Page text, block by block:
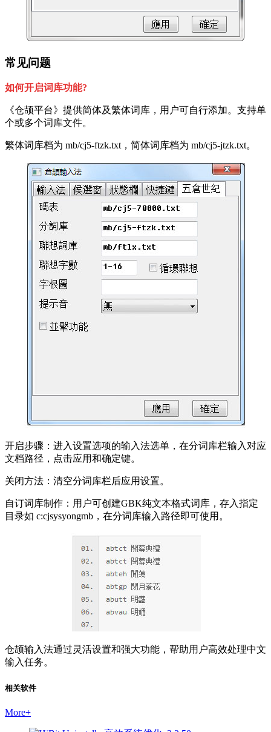
常见问题
如何开启词库功能?
《仓颉平台》提供简体及繁体词库，用户可自行添加。支持单
个或多个词库文件。
繁体词库档为 mb/cj5-ftzk.txt，简体词库档为 mb/cj5-jtzk.txt。
开启步骤：进入设置选项的输入法选单，在分词库栏输入对应
文档路径，点击应用和确定键。
关闭方法：清空分词库栏后应用设置。
自订词库制作：用户可创建GBK纯文本格式词库，存入指定
目录如 c:cjsysyongmb，在分词库输入路径即可使用。
仓颉输入法通过灵活设置和强大功能，帮助用户高效处理中文
输入任务。
相关软件
More+